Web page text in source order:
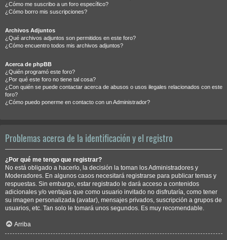
¿Cómo me suscribo a un foro específico?
¿Cómo borro mis suscripciones?
Archivos Adjuntos
¿Qué archivos adjuntos son permitidos en este foro?
¿Cómo encuentro todos mis archivos adjuntos?
Acerca de phpBB
¿Quién programó este foro?
¿Por qué este foro no tiene tal cosa?
¿Con quién se puede contactar acerca de abusos o usos ilegales relacionados con este
foro?
¿Cómo puedo ponerme en contacto con un Administrador?
Problemas acerca de la identificación y el registro
¿Por qué me tengo que registrar?
No está obligado a hacerlo, la decisión la toman los Administradores y
Moderadores. En algunos casos necesitará registrarse para publicar temas y
respuestas. Sin embargo, estar registrado le dará acceso a contenidos
adicionales y/o ventajas que como usuario invitado no disfrutaría, como tener
su imagen personalizada (avatar), mensajes privados, suscripción a grupos de
usuarios, etc. Tan solo le tomará unos segundos. Es muy recomendable.
Arriba